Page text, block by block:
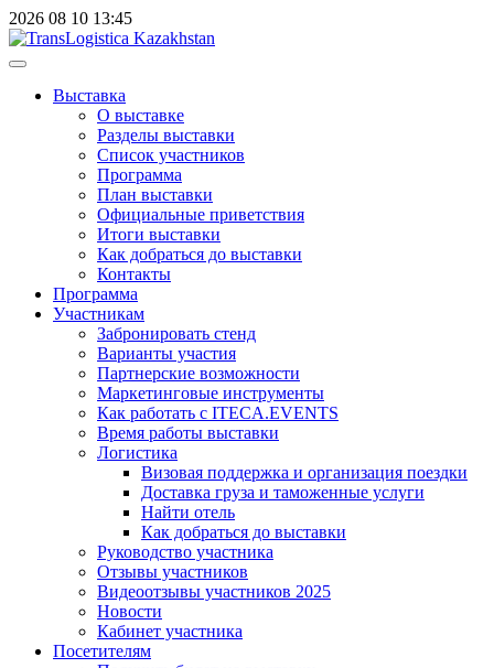
2026 08 10 13:45
Выставка
О выставке
Разделы выставки
Список участников
Программа
План выставки
Официальные приветствия
Итоги выставки
Как добраться до выставки
Контакты
Программа
Участникам
Забронировать стенд
Варианты участия
Партнерские возможности
Маркетинговые инструменты
Как работать с ITECA.EVENTS
Время работы выставки
Логистика
Визовая поддержка и организация поездки
Доставка груза и таможенные услуги
Найти отель
Как добраться до выставки
Руководство участника
Отзывы участников
Видеоотзывы участников 2025
Новости
Кабинет участника
Посетителям